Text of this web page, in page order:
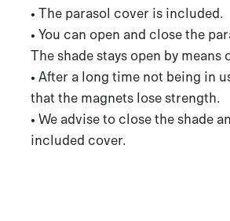
• The parasol cover is included.
• You can open and close the
The shade stays open by means
• After a long time not being in
that the magnets lose strength.
• We advise to close the shade
included cover.